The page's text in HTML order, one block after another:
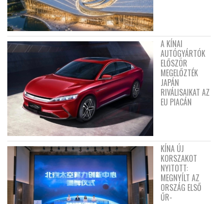
A KÍNAI
AUTÓGYÁRTÓK
ELŐSZÖR
MEGELŐZTÉK
JAPÁN
RIVÁLISAIKAT AZ
EU PIACÁN
KÍNA ÚJ
KORSZAKOT
NYITOTT:
MEGNYÍLT AZ
ORSZÁG ELSŐ
ŰR-